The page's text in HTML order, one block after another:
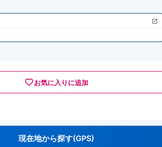
お気に入りに追加
現在地から探す(GPS)